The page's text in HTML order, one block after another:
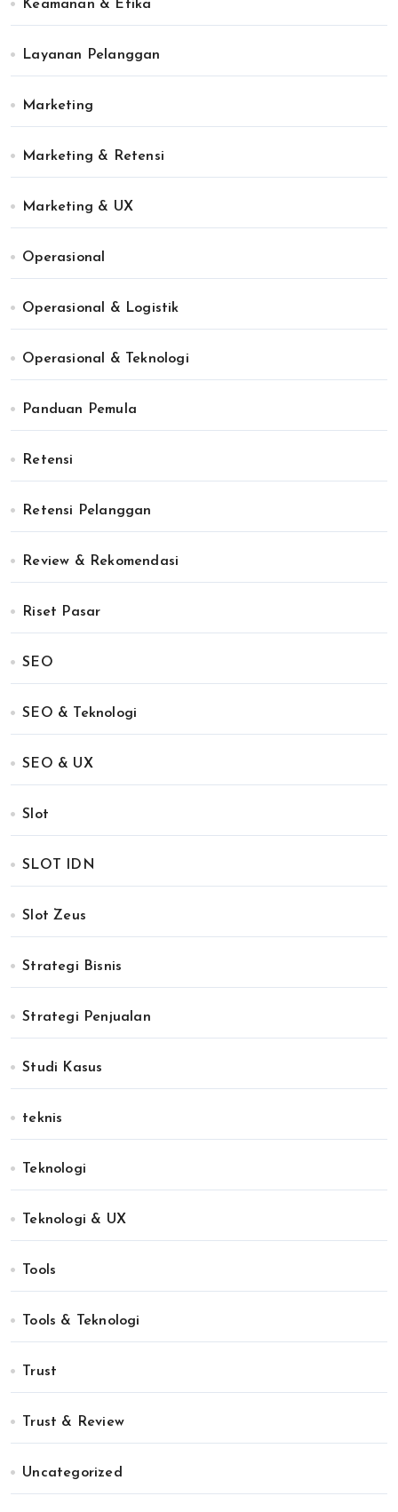
Keamanan & Etika
Layanan Pelanggan
Marketing
Marketing & Retensi
Marketing & UX
Operasional
Operasional & Logistik
Operasional & Teknologi
Panduan Pemula
Retensi
Retensi Pelanggan
Review & Rekomendasi
Riset Pasar
SEO
SEO & Teknologi
SEO & UX
Slot
SLOT IDN
Slot Zeus
Strategi Bisnis
Strategi Penjualan
Studi Kasus
teknis
Teknologi
Teknologi & UX
Tools
Tools & Teknologi
Trust
Trust & Review
Uncategorized